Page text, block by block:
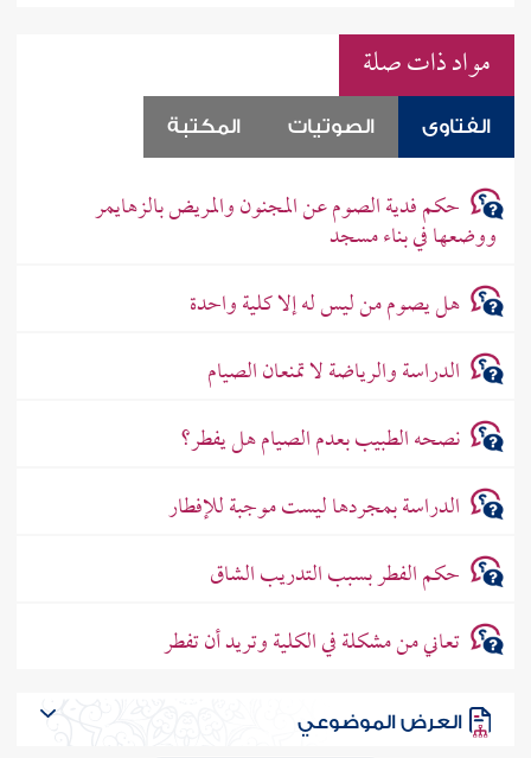
مواد ذات صلة
الفتاوى الصوتيات المكتبة
حكم فدية الصوم عن المجنون والمريض بالزهايمر
ووضعها في بناء مسجد
هل يصوم من ليس له إلا كلية واحدة
الدراسة والرياضة لا تمنعان الصيام
نصحه الطبيب بعدم الصيام هل يفطر؟
الدراسة بمجردها ليست موجبة للإفطار
حكم الفطر بسبب التدريب الشاق
تعاني من مشكلة في الكلية وتريد أن تفطر
العرض الموضوعي